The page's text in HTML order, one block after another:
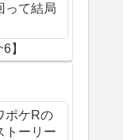
って結局
】
ポケRの
トーリー